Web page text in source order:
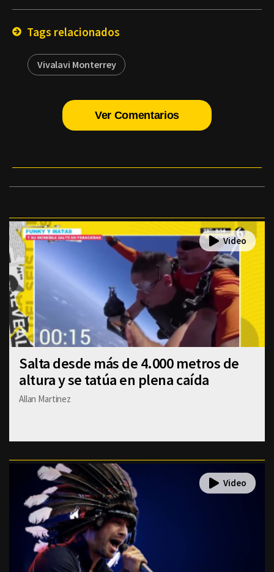
Tags relacionados
Vivalavi Monterrey
Ver Comentarios
Salta desde más de 4.000 metros de
altura y se tatúa en plena caída
Allan Martinez